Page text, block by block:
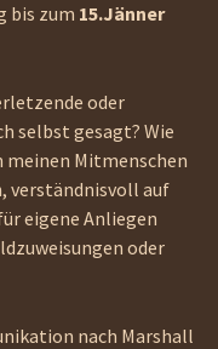
bis zum 15.Jänner
oder
selbst gesagt? Wie
Mitmenschen
verständnisvoll auf
eigene Anliegen
oder
nach Marshall